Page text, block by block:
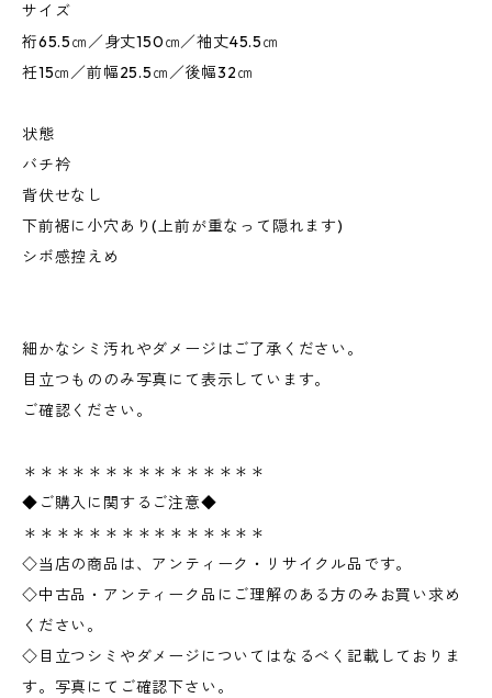
サイズ
裄65.5㎝／身丈150㎝／袖丈45.5㎝
衽15㎝／前幅25.5㎝／後幅32㎝
状態
バチ衿
背伏せなし
下前裾に小穴あり(上前が重なって隠れます)
シボ感控えめ
細かなシミ汚れやダメージはご了承ください。
目立つもののみ写真にて表示しています。
ご確認ください。
＊＊＊＊＊＊＊＊＊＊＊＊＊＊＊
◆ご購入に関するご注意◆
＊＊＊＊＊＊＊＊＊＊＊＊＊＊＊
◇当店の商品は、アンティーク・リサイクル品です。
◇中古品・アンティーク品にご理解のある方のみお買い求め
ください。
◇目立つシミやダメージについてはなるべく記載しておりま
す。写真にてご確認下さい。